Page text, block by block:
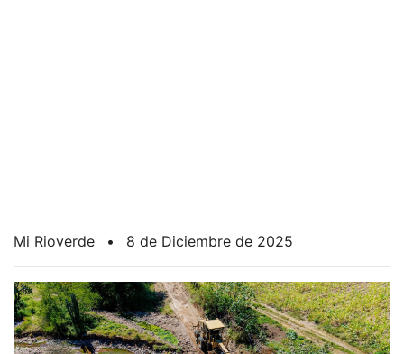
Mi Rioverde • 8 de Diciembre de 2025